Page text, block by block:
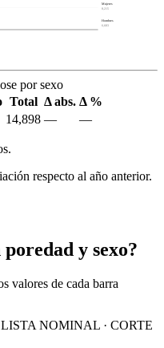
Mujeres
8,215
Hombres
6,683
por sexo
Total Δ abs. Δ %
14,898 — —
respecto al año anterior.
poredad y sexo?
valores de cada barra
NOMINAL · CORTE